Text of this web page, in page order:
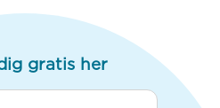
gratis her